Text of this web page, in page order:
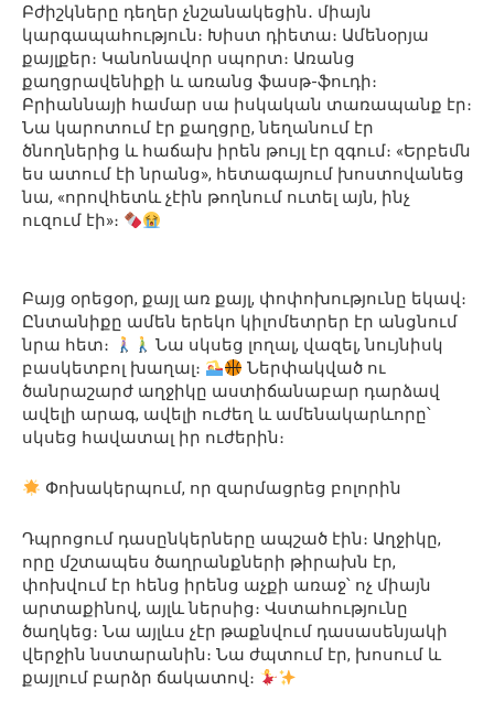
Բժիշկները դեղեր չնշանակեցին․ միայն
կարգապահություն։ Խիստ դիետա։ Ամենօրյա
քայլքեր։ Կանոնավոր սպորտ։ Առանց
քաղցրավենիքի և առանց ֆասթ-ֆուդի։
Բրիաննայի համար սա իսկական տառապանք էր։
Նա կարոտում էր քաղցրը, նեղանում էր
ծնողներից և հաճախ իրեն թույլ էր զգում։ «Երբեմն
ես ատում էի նրանց», հետագայում խոստովանեց
նա, «որովհետև չէին թողնում ուտել այն, ինչ
ուզում էի»։
Բայց օրեցօր, քայլ առ քայլ, փոփոխությունը եկավ։
Ընտանիքը ամեն երեկո կիլոմետրեր էր անցնում
նրա հետ։
Նա սկսեց լողալ, վազել, նույնիսկ
բասկետբոլ խաղալ։
Ներփակված ու
ծանրաշարժ աղջիկը աստիճանաբար դարձավ
ավելի արագ, ավելի ուժեղ և ամենակարևորը՝
սկսեց հավատալ իր ուժերին։
Փոխակերպում, որ զարմացրեց բոլորին
Դպրոցում դասընկերները ապշած էին։ Աղջիկը,
որը մշտապես ծաղրանքների թիրախն էր,
փոխվում էր հենց իրենց աչքի առաջ՝ ոչ միայն
արտաքինով, այլև ներսից։ Վստահությունը
ծաղկեց։ Նա այլևս չէր թաքնվում դասասենյակի
վերջին նստարանին։ Նա ժպտում էր, խոսում և
քայլում բարձր ճակատով։